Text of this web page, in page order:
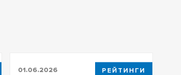
01.06.2026 РЕЙТИНГИ